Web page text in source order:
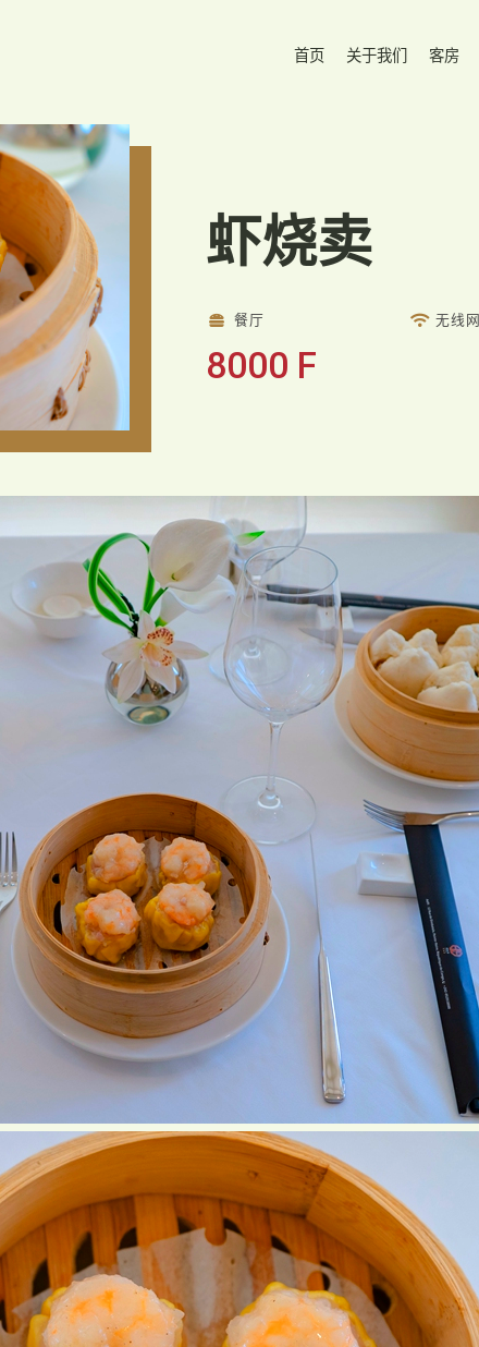
首页 关于我们 客房
虾烧卖
餐厅 无线网
8000 F